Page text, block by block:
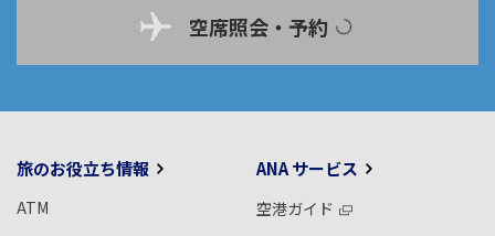
空席照会・予約
旅のお役立ち情報
ATM
ANA サービス
空港ガイド